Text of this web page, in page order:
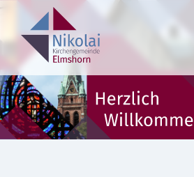
Zum
Inhalt
springen